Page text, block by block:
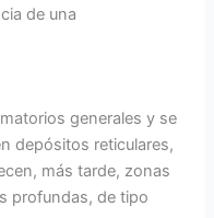
de una
generales y se
depósitos reticulares,
más tarde, zonas
profundas, de tipo